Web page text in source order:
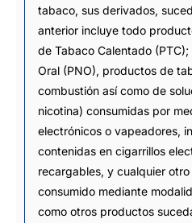
tabaco, sus derivados,
anterior incluye todo
de Tabaco Calentado
Oral (PNO), productos de
combustión así como de
nicotina) consumidas por
electrónicos o vapeadores,
contenidas en cigarrillos
recargables, y cualquier
consumido mediante
como otros productos